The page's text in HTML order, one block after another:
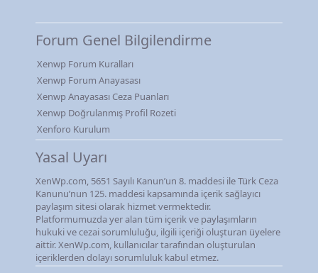
Forum Genel Bilgilendirme
Xenwp Forum Kuralları
Xenwp Forum Anayasası
Xenwp Anayasası Ceza Puanları
Xenwp Doğrulanmış Profil Rozeti
Xenforo Kurulum
Yasal Uyarı
XenWp.com, 5651 Sayılı Kanun’un 8. maddesi ile Türk Ceza
Kanunu’nun 125. maddesi kapsamında içerik sağlayıcı
paylaşım sitesi olarak hizmet vermektedir.
Platformumuzda yer alan tüm içerik ve paylaşımların
hukuki ve cezai sorumluluğu, ilgili içeriği oluşturan üyelere
aittir. XenWp.com, kullanıcılar tarafından oluşturulan
içeriklerden dolayı sorumluluk kabul etmez.